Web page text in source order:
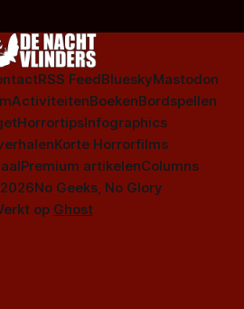
RSS FeedBlueskyMastodon
ActiviteitenBoekenBordspellen
HorrortipsInfographics
Korte Horrorfilms
Premium artikelenColumns
No Geeks, No Glory
op Ghost